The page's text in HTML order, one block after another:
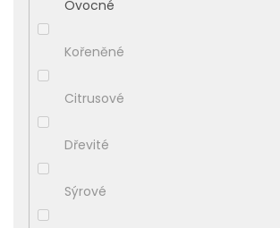
Ovocné
Kořeněné
Citrusové
Dřevité
Sýrové